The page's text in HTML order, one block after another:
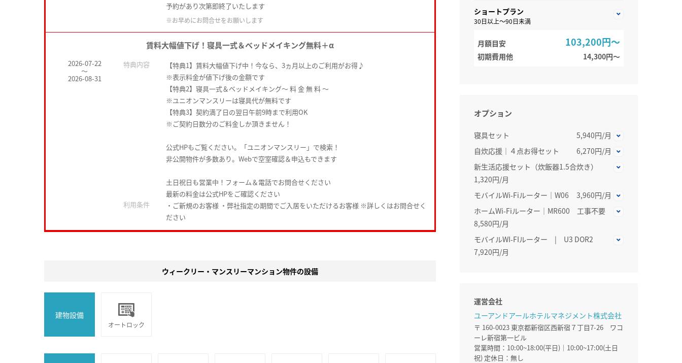
予約があり次第即終了いたします
※お早めにお問合せをお願いします
賃料大幅値下げ！寝具一式＆ベッドメイキング無料＋α
2026-07-22
～
2026-08-31
特典内容
【特典1】賃料大幅値下げ中！今なら、3ヵ月以上のご利用がお得♪
※表示料金が値下げ後の金額です
【特典2】寝具一式＆ベッドメイキング〜 料 金 無 料 〜
※ユニオンマンスリーは寝具代が無料です
【特典3】契約満了日の翌日午前9時まで利用OK
※ご契約日数分のご料金しか頂きません！
公式HPもご覧ください。「ユニオンマンスリー」で検索！
非公開物件が多数あり。Webで空室確認＆申込もできます
土日祝日も営業中！フォーム＆電話でお問合せください
最新の料金は公式HPをご確認ください
利用条件
・ご新規のお客様 ・弊社指定の期間でご入居をいただけるお客様 ※詳しくはお問合せく
ださい
ショートプラン
30日以上～90日未満
月額目安 103,200円～
初期費用他 14,300円〜
オプション
寝具セット
5,940円/月
自炊応援｜４点お得セット
6,270円/月
新生活応援セット（炊飯器1.5合炊き）
1,320円/月
モバイルWi-Fiルーター｜W06
3,960円/月
ホームWi-Fiルーター│MR600 工事不要
8,580円/月
モバイルWI-FIルーター | U3 DOR2
7,920円/月
運営会社
ユーアンドアールホテルマネジメント株式会社
〒 160-0023 東京都新宿区西新宿７丁目7-26 ワコ
ーレ新宿第一ビル
営業時間：10:00~18:00(平日)｜10:00~17:00(土日
祝) 定休日：無し
ウィークリー・マンスリーマンション物件の設備
建物設備
オートロック